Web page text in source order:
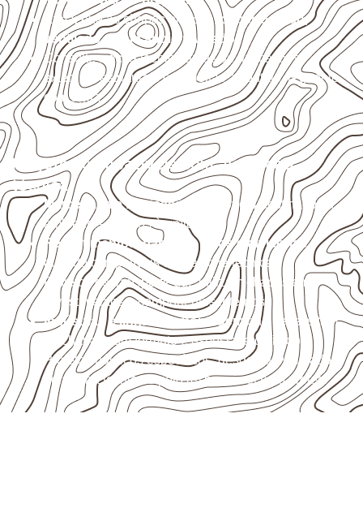
Armazene as chapas em local coberto, seco,
ventilado e com apoio nivelado.
Consulte a ficha técnica antes de aplicações
externas, estruturais ou sujeitas a contato frequente
com água.
Projetos compatíveis com avaliação
técnica
Marcenaria e fabricação de móveisdestinados a
ambientes sujeitos à umidade.
Revestimentos, paredes, pisos e divisórias,
quando compatíveis com a ficha técnica.
Projetos de transporte que utilizam chapas em
revestimentos e componentes internos.
Indústrias e linhas de montagem que necessitam
de chapas com formato e espessura definidos.
Projetos náuticos específicos, desde que validados
pela ficha técnica e pelo responsável pelo projeto.